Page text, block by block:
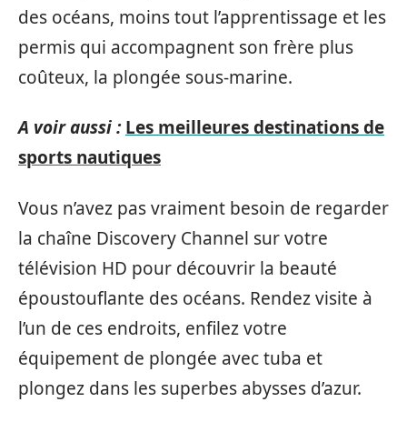
des océans, moins tout l’apprentissage et les
permis qui accompagnent son frère plus
coûteux, la plongée sous-marine.
A voir aussi : Les meilleures destinations de
sports nautiques
Vous n’avez pas vraiment besoin de regarder
la chaîne Discovery Channel sur votre
télévision HD pour découvrir la beauté
époustouflante des océans. Rendez visite à
l’un de ces endroits, enfilez votre
équipement de plongée avec tuba et
plongez dans les superbes abysses d’azur.